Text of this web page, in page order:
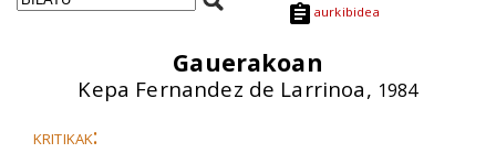
aurkibidea
Gauerakoan
Kepa Fernandez de Larrinoa, 1984
kritikak: